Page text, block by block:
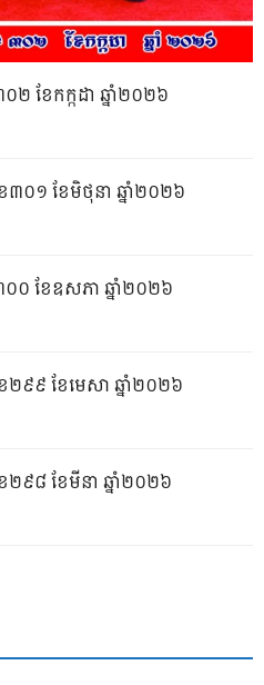
២ ខែកក្កដា ឆ្នាំ២០២៦
៣០១ ខែមិថុនា ឆ្នាំ២០២៦
០០ ខែឧសភា ឆ្នាំ២០២៦
២៩៩ ខែមេសា ឆ្នាំ២០២៦
២៩៨ ខែមីនា ឆ្នាំ២០២៦